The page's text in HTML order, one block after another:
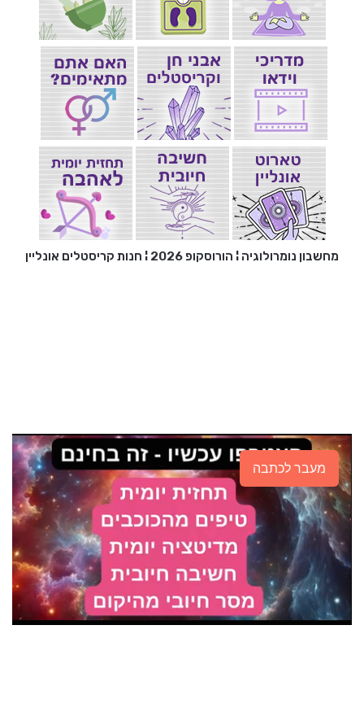
מחשבון נומרולוגיה ¦ הורוסקופ 2026 ¦ חנות קריסטלים אונליין
מעבר לכתבה